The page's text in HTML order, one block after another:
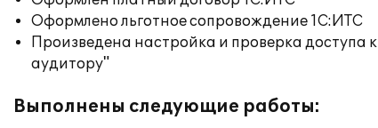
Оформлено льготное сопровождение 1С:ИТС
Произведена настройка и проверка доступа
аудитору"
Выполнены следующие работы: